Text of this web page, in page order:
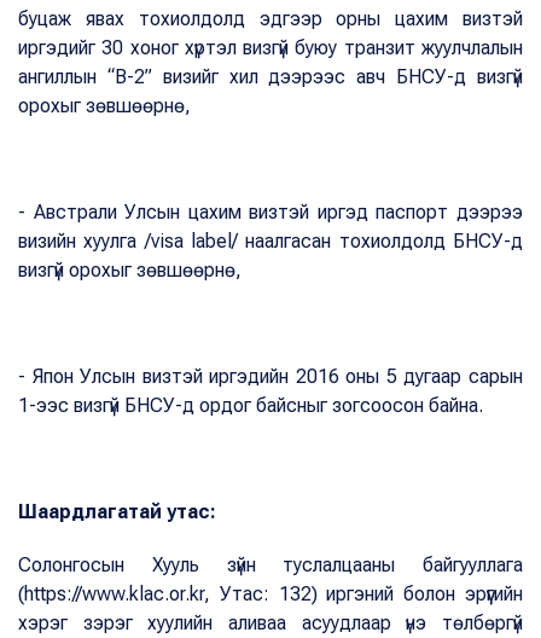
буцаж явах тохиолдолд эдгээр орны цахим визтэй
иргэдийг 30 хоног хүртэл визгүй буюу транзит жуулчлалын
ангиллын “В-2” визийг хил дээрээс авч БНСУ-д визгүй
орохыг зөвшөөрнө,
- Австрали Улсын цахим визтэй иргэд паспорт дээрээ
визийн хуулга /visa label/ наалгасан тохиолдолд БНСУ-д
визгүй орохыг зөвшөөрнө,
- Япон Улсын визтэй иргэдийн 2016 оны 5 дугаар сарын
1-ээс визгүй БНСУ-д ордог байсныг зогсоосон байна.
Шаардлагатай утас:
Солонгосын Хууль зүйн туслалцааны байгууллага
(https://www.klac.or.kr, Утас: 132) иргэний болон эрүүгийн
хэрэг зэрэг хуулийн аливаа асуудлаар үнэ төлбөргүй